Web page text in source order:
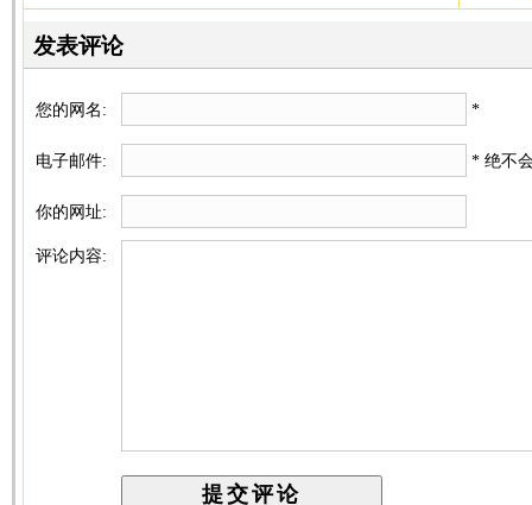
发表评论
您的网名: *
电子邮件: * 绝不
你的网址:
评论内容: